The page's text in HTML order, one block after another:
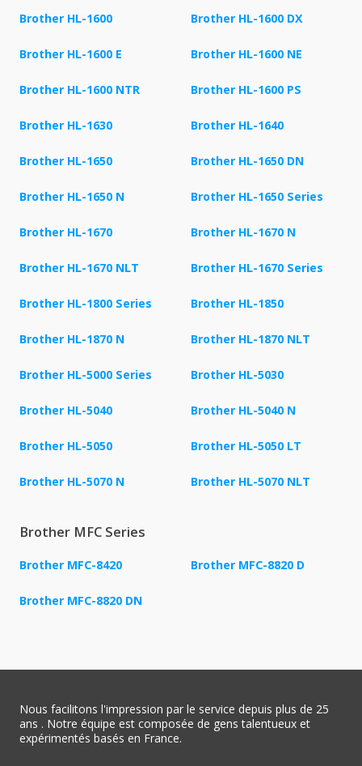
Brother HL-1600 Brother HL-1600 DX
Brother HL-1600 E Brother HL-1600 NE
Brother HL-1600 NTR Brother HL-1600 PS
Brother HL-1630 Brother HL-1640
Brother HL-1650 Brother HL-1650 DN
Brother HL-1650 N Brother HL-1650 Series
Brother HL-1670 Brother HL-1670 N
Brother HL-1670 NLT Brother HL-1670 Series
Brother HL-1800 Series Brother HL-1850
Brother HL-1870 N Brother HL-1870 NLT
Brother HL-5000 Series Brother HL-5030
Brother HL-5040 Brother HL-5040 N
Brother HL-5050 Brother HL-5050 LT
Brother HL-5070 N Brother HL-5070 NLT
Brother MFC Series
Brother MFC-8420 Brother MFC-8820 D
Brother MFC-8820 DN
Nous facilitons l'impression par le service depuis plus de 25
ans . Notre équipe est composée de gens talentueux et
expérimentés basés en France.